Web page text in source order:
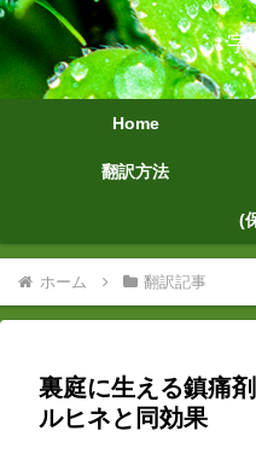
字
Home
翻訳方法
(
ホーム 翻訳記事
裏庭に生える鎮痛
ルヒネと同効果